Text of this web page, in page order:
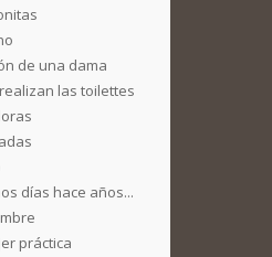
de una dama
las toilettes
días hace años...
práctica